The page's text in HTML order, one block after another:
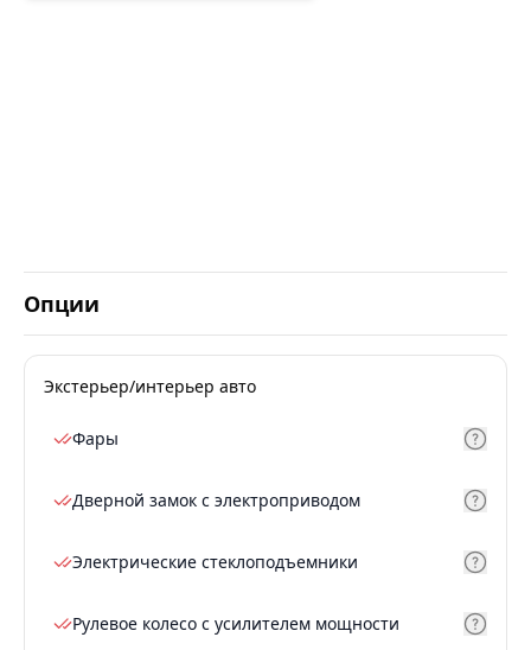
Опции
Экстерьер/интерьер авто
Фары
Дверной замок с электроприводом
Электрические стеклоподъемники
Рулевое колесо с усилителем мощности